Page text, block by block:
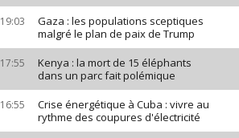
19:03
Gaza : les populations sceptiques
malgré le plan de paix de Trump
17:55
Kenya : la mort de 15 éléphants
dans un parc fait polémique
16:55
Crise énergétique à Cuba : vivre au
rythme des coupures d'électricité